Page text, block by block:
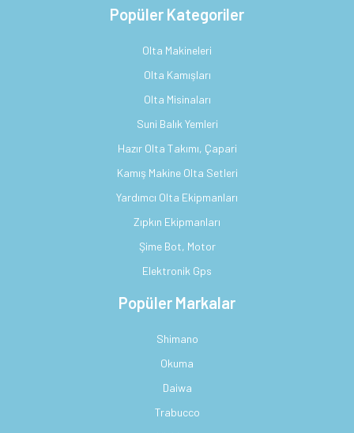
Popüler Kategoriler
Olta Makineleri
Olta Kamışları
Olta Misinaları
Suni Balık Yemleri
Hazır Olta Takımı, Çapari
Kamış Makine Olta Setleri
Yardımcı Olta Ekipmanları
Zıpkın Ekipmanları
Şime Bot, Motor
Elektronik Gps
Popüler Markalar
Shimano
Okuma
Daiwa
Trabucco